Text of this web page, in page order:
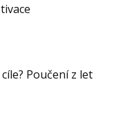
Poučení z let